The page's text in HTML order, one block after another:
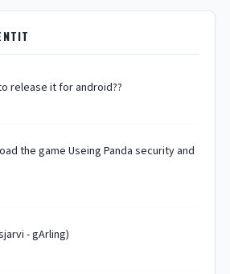
release it for android??
the game Useing Panda security and
- gArling)